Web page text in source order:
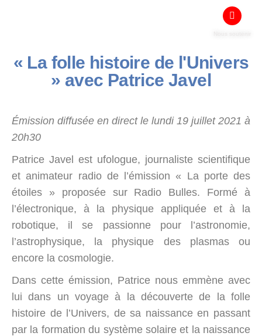
« La folle histoire de l'Univers
» avec Patrice Javel
Émission diffusée en direct le lundi 19 juillet 2021 à
20h30
Patrice Javel est ufologue, journaliste scientifique
et animateur radio de l’émission « La porte des
étoiles » proposée sur Radio Bulles. Formé à
l’électronique, à la physique appliquée et à la
robotique, il se passionne pour l’astronomie,
l’astrophysique, la physique des plasmas ou
encore la cosmologie.
Dans cette émission, Patrice nous emmène avec
lui dans un voyage à la découverte de la folle
histoire de l’Univers, de sa naissance en passant
par la formation du système solaire et la naissance